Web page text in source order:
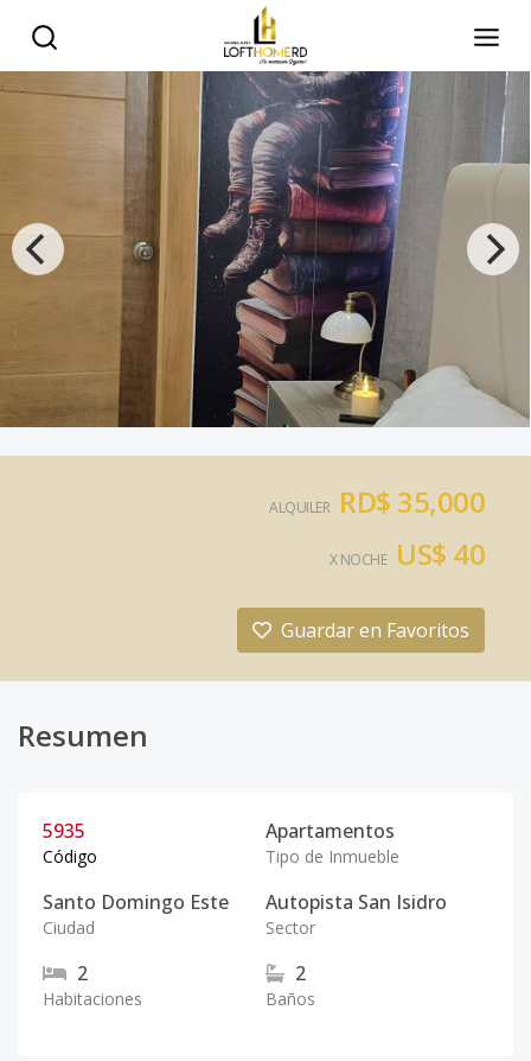
ALQUILER RD$ 35,000
X NOCHE US$ 40
Guardar en Favoritos
Resumen
5935
Código
Apartamentos
Tipo de Inmueble
Santo Domingo Este
Ciudad
Autopista San Isidro
Sector
2
Habitaciones
2
Baños